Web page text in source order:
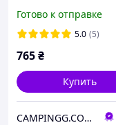
Готово к отправке
5.0 (5)
765₴
Купить
CAMPINGG.COM.UA